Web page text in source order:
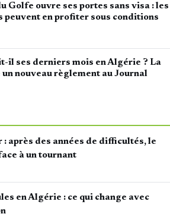
Golfe ouvre ses portes sans visa : les
peuvent en profiter sous conditions
il ses derniers mois en Algérie ? La
nouveau règlement au Journal
: après des années de difficultés, le
à un tournant
en Algérie : ce qui change avec